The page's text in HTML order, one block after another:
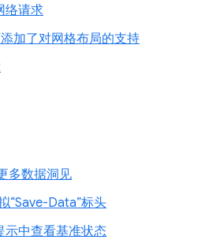
络请求
加了对网格布局的支持
多数据洞见
“Save-Data”标头
示中查看基准状态